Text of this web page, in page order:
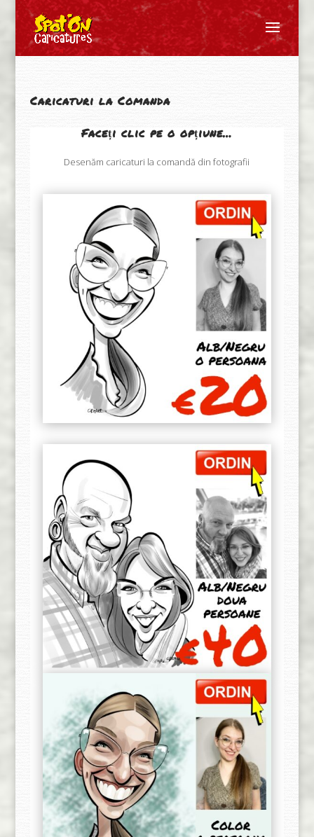
Caricaturi la Comanda
Faceți clic pe o opțiune…
Desenăm caricaturi la comandă din fotografii